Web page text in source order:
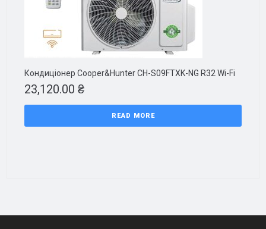
Кондиціонер Cooper&Hunter CH-S09FTXK-NG R32 Wi-Fi
23,120.00 ₴
READ MORE